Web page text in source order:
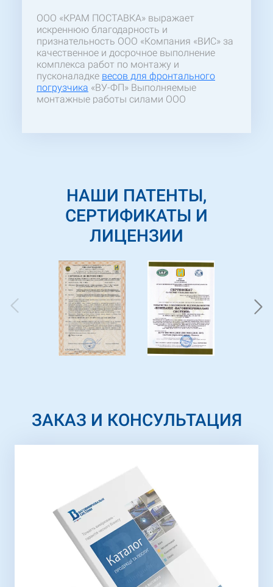
ООО «КРАМ ПОСТАВКА» выражает
искреннюю благодарность и
признательность ООО «Компания «ВИС» за
качественное и досрочное выполнение
комплекса работ по монтажу и
пусконаладке весов для фронтального
погрузчика «ВУ-ФП» Выполняемые
монтажные работы силами ООО
соблюдении охраны труда и сроков
позволяет считать ООО «Компания «ВИС»
надежным партнером ООО «КРАМ
ПОСТАВКА»
НАШИ ПАТЕНТЫ,
СЕРТИФИКАТЫ И
ЛИЦЕНЗИИ
ЗАКАЗ И КОНСУЛЬТАЦИЯ